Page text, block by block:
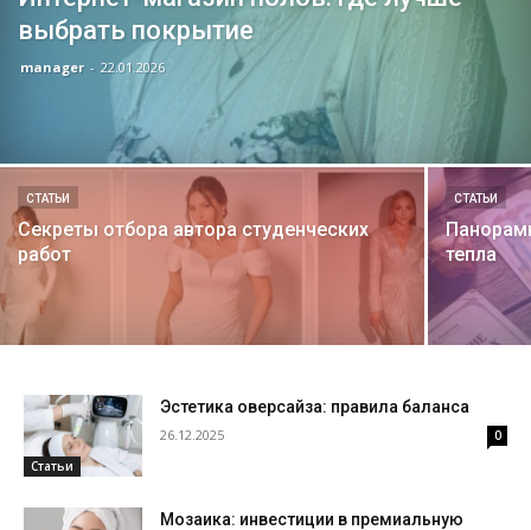
выбрать покрытие
manager - 22.01.2026
СТАТЬИ
Секреты отбора автора студенческих
работ
СТАТЬИ
тепла
Статьи
Эстетика оверсайза: правила баланса
26.12.2025 0
Мозаика: инвестиции в премиальную